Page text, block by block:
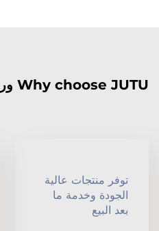
Why choose JUTU ورقة أكريليك شفافة?
توفر منتجات عالية
الجودة وخدمة ما
بعد البيع